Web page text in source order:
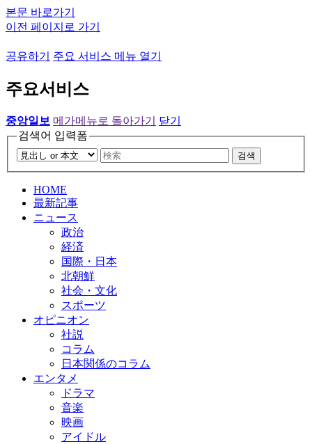
본문 바로가기
이전 페이지로 가기
공유하기 주요 서비스 메뉴 열기
주요서비스
중앙일보 메가메뉴로 돌아가기
닫기
검색어 입력폼
검색
HOME
最新記事
ニュース
政治
経済
国際・日本
北朝鮮
社会・文化
スポーツ
オピニオン
社説
コラム
日本関係のコラム
エンタメ
ドラマ
音楽
映画
アイドル